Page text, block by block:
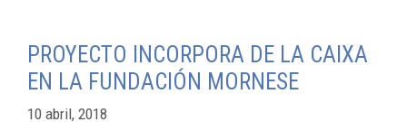
PROYECTO INCORPORA DE LA CAIXA
EN LA FUNDACIÓN MORNESE
10 abril, 2018